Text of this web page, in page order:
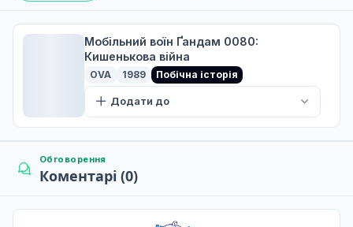
6
18 груд. 1996
Возз'єднання
25 жовт. 1997
Обов'язок і ідеали
28 груд. 1997
Мобільний воїн Ґандам 0080:
Кишенькова війна
OVA 1989 Побічна історія
Додати до
Обговорення
Коментарі (0)